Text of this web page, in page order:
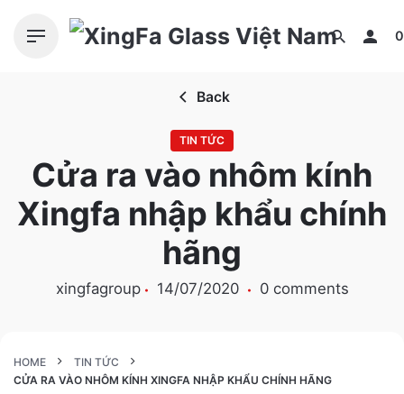
0
Back
TIN TỨC
Cửa ra vào nhôm kính
Xingfa nhập khẩu chính
hãng
xingfagroup 14/07/2020 0 comments
HOME
TIN TỨC
CỬA RA VÀO NHÔM KÍNH XINGFA NHẬP KHẨU CHÍNH HÃNG